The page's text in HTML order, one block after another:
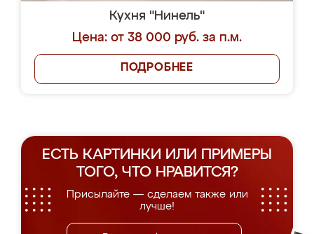
Кухня "Нинель"
Цена: от 38 000 руб. за п.м.
ПОДРОБНЕЕ
ЕСТЬ КАРТИНКИ ИЛИ ПРИМЕРЫ
ТОГО, ЧТО НРАВИТСЯ?
Присылайте — сделаем также или
лучше!